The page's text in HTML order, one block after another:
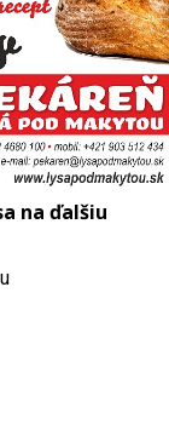
na ďalšiu